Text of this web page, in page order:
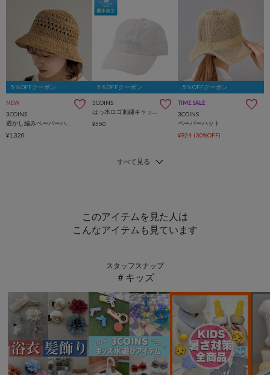
5％OFFクーポン
NEW
3COINS
¥1,320
5％OFFクーポン
3COINS
¥550
5％OFFクーポン
TIME SALE
3COINS
ペーパーハット
¥924 (30%OFF)
このアイテムを見た人は
こんなアイテムも見ています
スタッフスナップ
＃キッズ